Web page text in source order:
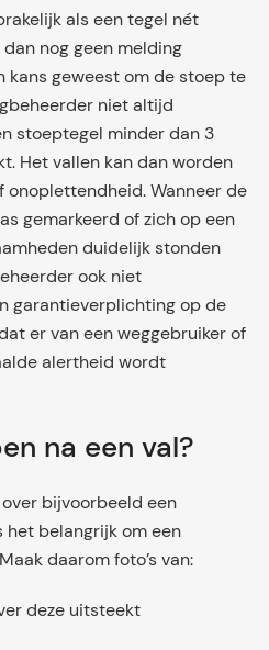
als een tegel nét
dan nog geen melding
kans geweest om de stoep te
niet altijd
stoeptegel minder dan 3
Het vallen kan dan worden
onoplettendheid. Wanneer de
gemarkeerd of zich op een
duidelijk stonden
ook niet
garantieverplichting op de
er van een weggebruiker of
alertheid wordt
na een val?
bijvoorbeeld een
het belangrijk om een
daarom foto’s van:
deze uitsteekt